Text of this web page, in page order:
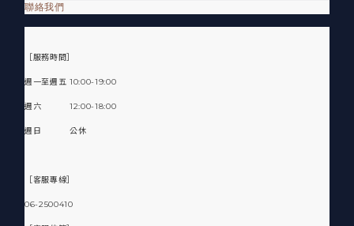
聯絡我們
［服務時間］
週一至週五 10:00-19:00
週六 12:00-18:00
週日 公休
［客服專線］
06-2500410